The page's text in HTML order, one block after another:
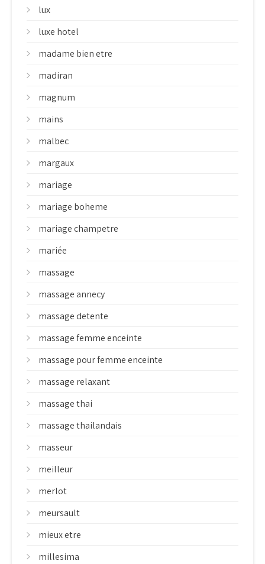
lux
luxe hotel
madame bien etre
madiran
magnum
mains
malbec
margaux
mariage
mariage boheme
mariage champetre
mariée
massage
massage annecy
massage detente
massage femme enceinte
massage pour femme enceinte
massage relaxant
massage thai
massage thailandais
masseur
meilleur
merlot
meursault
mieux etre
millesima